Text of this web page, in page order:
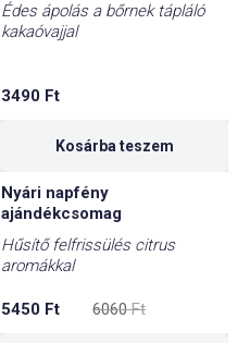
Édes ápolás a bőrnek tápláló
kakaóvajjal
3490 Ft
Kosárba teszem
Nyári napfény
ajándékcsomag
Hűsítő felfrissülés citrus
aromákkal
6060Ft
price
5450 Ft
price